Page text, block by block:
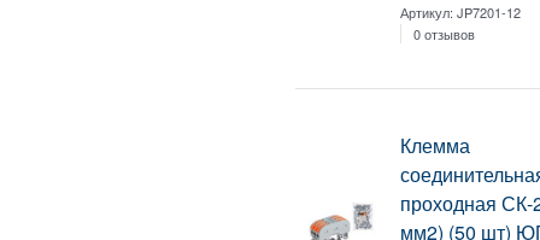
Артикул:JP7201-12
0 отзывов
Клемма
проходная СК-
мм2) (50 шт)